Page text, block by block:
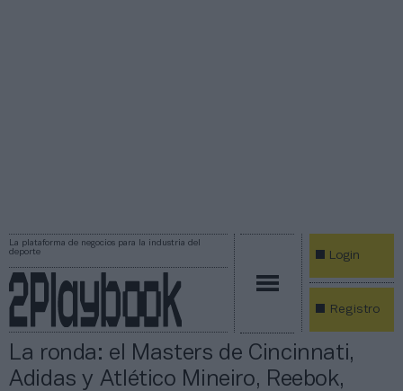
La plataforma de negocios para la industria del
deporte
Login
Registro
La ronda: el Masters de Cincinnati,
Adidas y Atlético Mineiro, Reebok,